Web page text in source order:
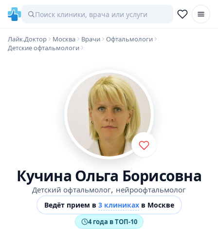
Лайк.Доктор Москва Врачи
Офтальмологи
Детские офтальмологи
Кучина Ольга Борисовна
Детский офтальмолог, нейроофтальмолог
Ведёт прием в 3 клиникахв Москве
4 года в ТОП-10